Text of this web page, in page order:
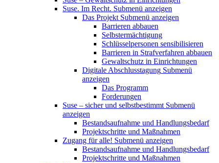
Suse. Im Recht. Submenü anzeigen
Das Projekt Submenü anzeigen
Barrieren abbauen
Selbstermächtigung
Schlüsselpersonen sensibilisieren
Barrieren in Strafverfahren abbauen
Gewaltschutz in Einrichtungen
Digitale Abschlusstagung Submenü
anzeigen
Das Programm
Forderungen
Suse – sicher und selbstbestimmt Submenü
anzeigen
Bestandsaufnahme und Handlungsbedarf
Projektschritte und Maßnahmen
Zugang für alle! Submenü anzeigen
Bestandsaufnahme und Handlungsbedarf
Projektschritte und Maßnahmen